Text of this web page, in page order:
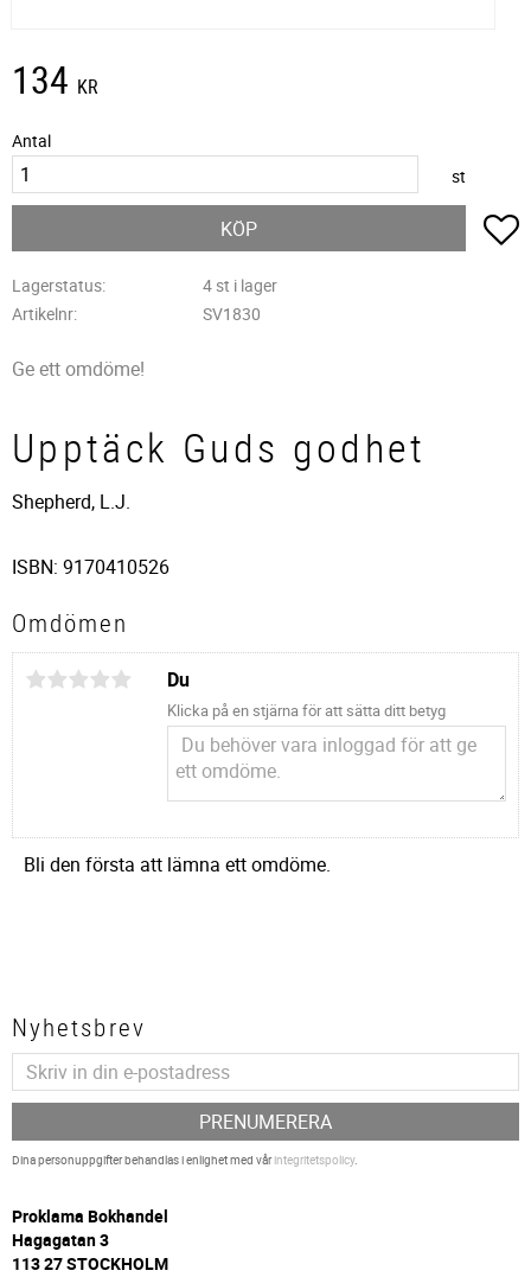
134 KR
Antal
st
KÖP
Lagerstatus
4 st i lager
Artikelnr
SV1830
Ge ett omdöme!
Upptäck Guds godhet
Shepherd, L.J.
ISBN: 9170410526
Omdömen
Du
Klicka på en stjärna för att sätta ditt betyg
Bli den första att lämna ett omdöme.
Nyhetsbrev
PRENUMERERA
Dina personuppgifter behandlas i enlighet med vårintegritetspolicy.
Proklama Bokhandel
Hagagatan 3
113 27 STOCKHOLM